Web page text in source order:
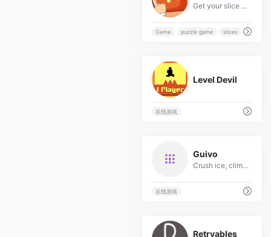
Get your slice of brain workout!
Game puzzle game slices
Level Devil
在线游戏
Guivo
Crush ice, climb the ranks! Free, competitive Match-3 game with Chess-style Elo ranking. No ads, pure skill.
在线游戏
Retryables